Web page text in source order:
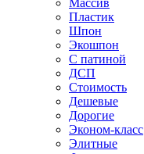
Пластик
Шпон
Экошпон
С патиной
ДСП
Стоимость
Дешевые
Дорогие
Эконом-класс
Элитные